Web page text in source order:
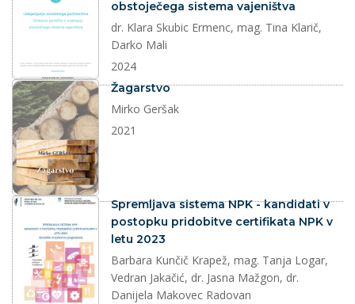
obstoječega sistema vajeništva
dr. Klara Skubic Ermenc, mag. Tina Klarič,
Darko Mali
2024
dokument
Žagarstvo
Mirko Geršak
2021
dokument
Spremljava sistema NPK - kandidati v
postopku pridobitve certifikata NPK v
letu 2023
Barbara Kunčič Krapež, mag. Tanja Logar,
Vedran Jakačić, dr. Jasna Mažgon, dr.
Danijela Makovec Radovan